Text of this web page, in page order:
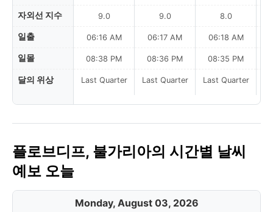
자외선 지수
일출
일몰
달의 위상
9.0
06:16 AM
08:38 PM
Last Quarter
9.0
06:17 AM
08:36 PM
Last Quarter
8.0
06:18 AM
08:35 PM
Last Quarter
플로브디프, 불가리아의 시간별 날씨
예보 오늘
Monday, August 03, 2026